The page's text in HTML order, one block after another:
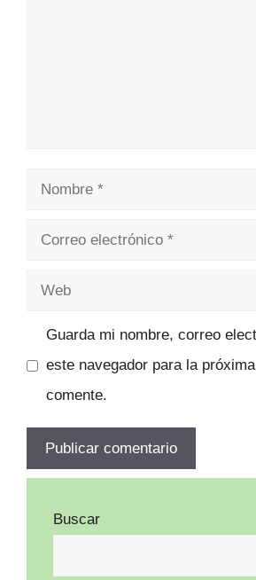
Nombre
Correo
Web
Guarda mi nombre, correo
este navegador para la
comente.
Buscar